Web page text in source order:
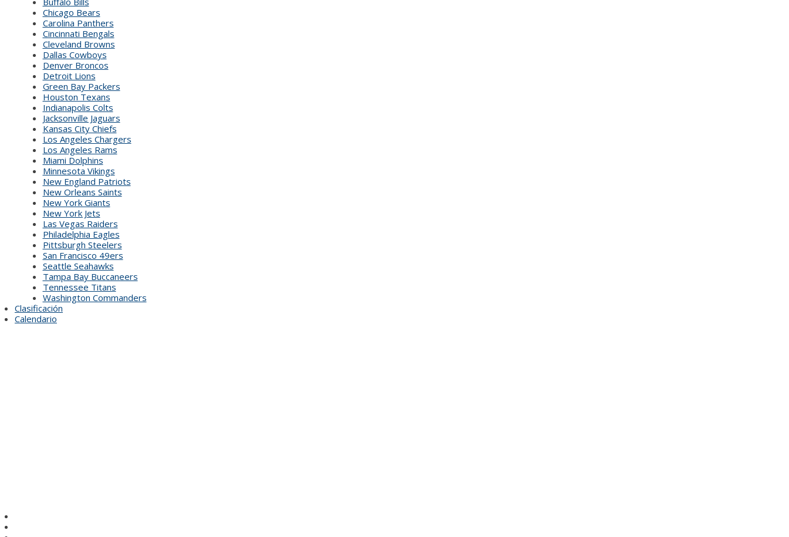
Chicago Bears
Carolina Panthers
Cincinnati Bengals
Cleveland Browns
Dallas Cowboys
Denver Broncos
Detroit Lions
Green Bay Packers
Houston Texans
Indianapolis Colts
Jacksonville Jaguars
Kansas City Chiefs
Los Angeles Chargers
Los Angeles Rams
Miami Dolphins
Minnesota Vikings
New England Patriots
New Orleans Saints
New York Giants
New York Jets
Las Vegas Raiders
Philadelphia Eagles
Pittsburgh Steelers
San Francisco 49ers
Seattle Seahawks
Tampa Bay Buccaneers
Tennessee Titans
Washington Commanders
Clasificación
Calendario